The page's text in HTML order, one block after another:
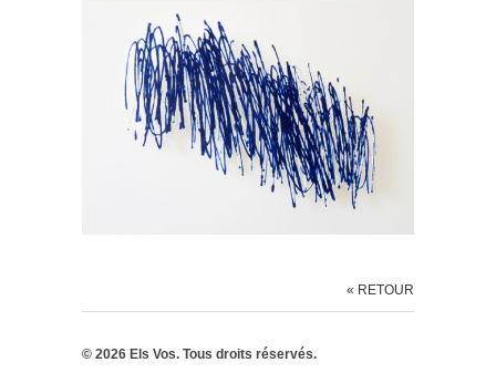
« RETOUR
© 2026 Els Vos. Tous droits réservés.